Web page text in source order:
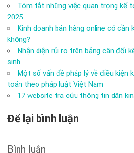
Tóm tắt những việc quan trọng kế
2025
Kinh doanh bán hàng online có cần
không?
Nhận diện rủi ro trên bảng cân đối
sinh
Một số vấn đề pháp lý về điều kiện
toán theo pháp luật Việt Nam
17 website tra cứu thông tin dân
Để lại bình luận
Bình luận